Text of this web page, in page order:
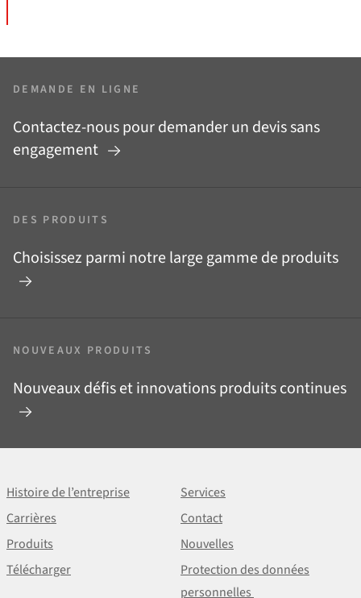
DEMANDE EN LIGNE
Contactez-nous pour demander un devis sans
engagement
DES PRODUITS
Choisissez parmi notre large gamme de produits
NOUVEAUX PRODUITS
Nouveaux défis et innovations produits continues
Histoire de l’entreprise
Services
Carrières
Contact
Produits
Nouvelles
Télécharger
Protection des données
personnelles